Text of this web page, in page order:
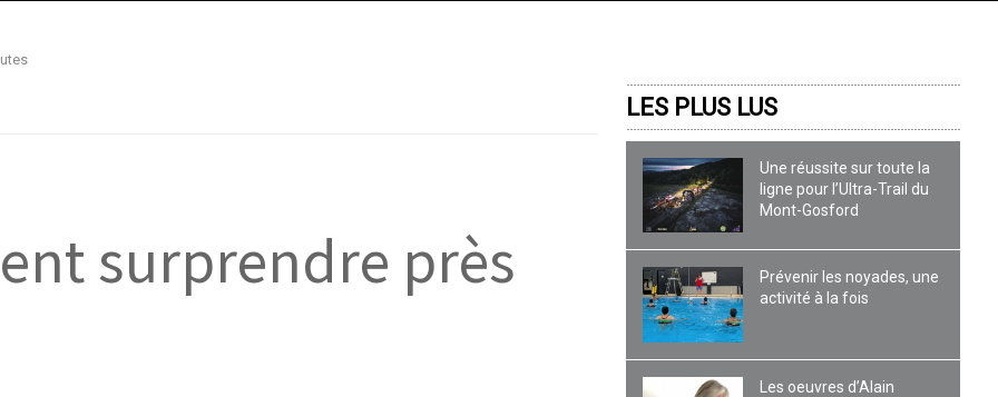
surprendre près
LES PLUS LUS
Une réussite sur toute la
ligne pour l’Ultra-Trail du
Mont-Gosford
Prévenir les noyades, une
activité à la fois
Les oeuvres d’Alain